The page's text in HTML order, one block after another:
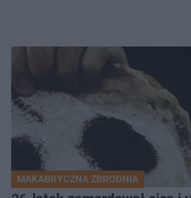
MAKABRYCZNA ZBRODNIA